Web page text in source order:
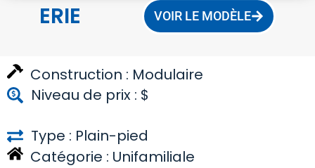
ERIE VOIR LE MODÈLE
Construction : Modulaire
Niveau de prix : $
Type : Plain-pied
Catégorie : Unifamiliale